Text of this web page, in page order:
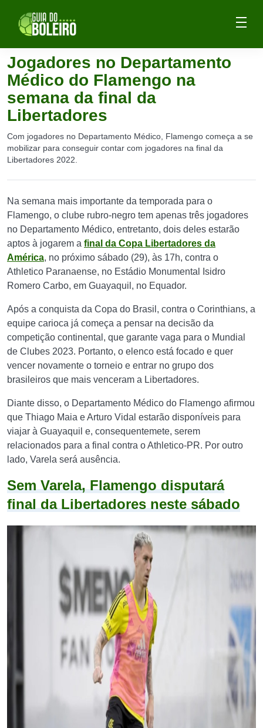
Jogadores no Departamento
Médico do Flamengo na
semana da final da
Libertadores
Com jogadores no Departamento Médico, Flamengo começa a se
mobilizar para conseguir contar com jogadores na final da
Libertadores 2022.
Na semana mais importante da temporada para o
Flamengo, o clube rubro-negro tem apenas três jogadores
no Departamento Médico, entretanto, dois deles estarão
aptos à jogarem a final da Copa Libertadores da
América, no próximo sábado (29), às 17h, contra o
Athletico Paranaense, no Estádio Monumental Isidro
Romero Carbo, em Guayaquil, no Equador.
Após a conquista da Copa do Brasil, contra o Corinthians, a
equipe carioca já começa a pensar na decisão da
competição continental, que garante vaga para o Mundial
de Clubes 2023. Portanto, o elenco está focado e quer
vencer novamente o torneio e entrar no grupo dos
brasileiros que mais venceram a Libertadores.
Diante disso, o Departamento Médico do Flamengo afirmou
que Thiago Maia e Arturo Vidal estarão disponíveis para
viajar à Guayaquil e, consequentemete, serem
relacionados para a final contra o Athletico-PR. Por outro
lado, Varela será ausência.
Sem Varela, Flamengo disputará
final da Libertadores neste sábado